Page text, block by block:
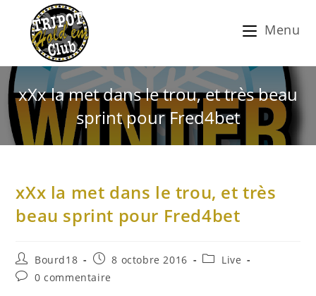
Menu
xXx la met dans le trou, et très beau
sprint pour Fred4bet
xXx la met dans le trou, et très
beau sprint pour Fred4bet
Bourd18 8 octobre 2016
Live
0 commentaire